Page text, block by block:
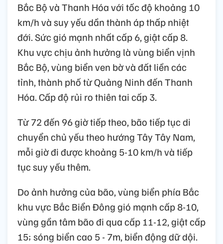
Bắc Bộ và Thanh Hóa với tốc độ khoảng 10
km/h và suy yếu dần thành áp thấp nhiệt
đới. Sức gió mạnh nhất cấp 6, giật cấp 8.
Khu vực chịu ảnh hưởng là vùng biển vịnh
Bắc Bộ, vùng biển ven bờ và đất liền các
tỉnh, thành phố từ Quảng Ninh đến Thanh
Hóa. Cấp độ rủi ro thiên tai cấp 3.
Từ 72 đến 96 giờ tiếp theo, bão tiếp tục di
chuyển chủ yếu theo hướng Tây Tây Nam,
mỗi giờ đi được khoảng 5-10 km/h và tiếp
tục suy yếu thêm.
Do ảnh hưởng của bão, vùng biển phía Bắc
khu vực Bắc Biển Đông gió mạnh cấp 8-10,
vùng gần tâm bão đi qua cấp 11-12, giật cấp
15; sóng biển cao 5 - 7m, biển động dữ dội.